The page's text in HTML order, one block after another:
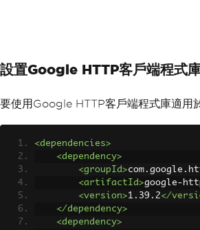
設置Google HTTP客戶端程式
要使用Google HTTP客戶端程式庫適用
<dependencies>
<dependency>
<groupId>
<artifactId>google-
<version>1.39.2</
</dependency>
<dependency>